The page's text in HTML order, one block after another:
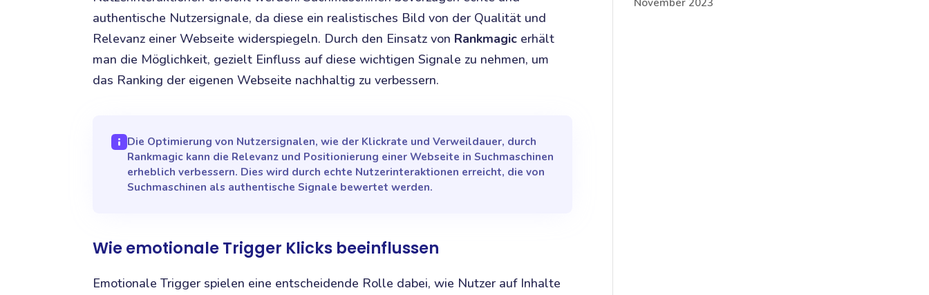
authentische Nutzersignale, da diese ein realistisches Bild von der Qualität und
Relevanz einer Webseite widerspiegeln. Durch den Einsatz von Rankmagic erhält
man die Möglichkeit, gezielt Einfluss auf diese wichtigen Signale zu nehmen, um
das Ranking der eigenen Webseite nachhaltig zu verbessern.
Die Optimierung von Nutzersignalen, wie der Klickrate und Verweildauer, durch
Rankmagic kann die Relevanz und Positionierung einer Webseite in Suchmaschinen
erheblich verbessern. Dies wird durch echte Nutzerinteraktionen erreicht, die von
Suchmaschinen als authentische Signale bewertet werden.
Wie emotionale Trigger Klicks beeinflussen
Emotionale Trigger spielen eine entscheidende Rolle dabei, wie Nutzer auf Inhalte
November 2023